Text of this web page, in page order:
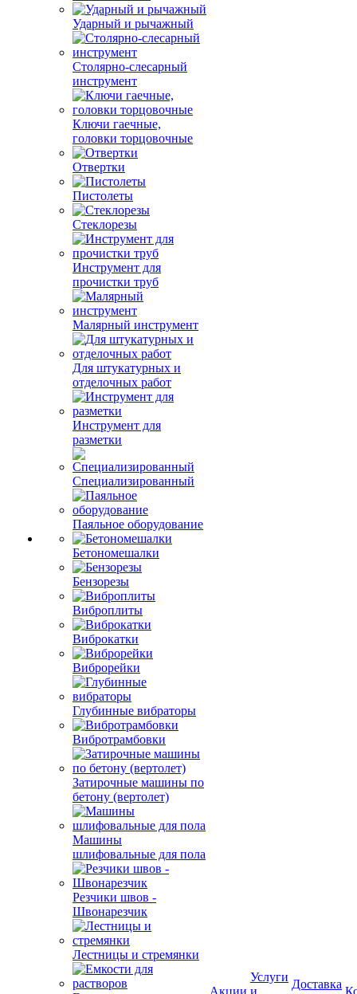
Ударный и рычажный
Столярно-слесарный
инструмент
Ключи гаечные,
головки торцовочные
Отвертки
Пистолеты
Стеклорезы
Инструмент для
прочистки труб
Малярный инструмент
Для штукатурных и
отделочных работ
Инструмент для
разметки
Специализированный
Паяльное оборудование
Бетономешалки
Бензорезы
Виброплиты
Виброкатки
Виброрейки
Глубинные вибраторы
Вибротрамбовки
Затирочные машины по
бетону (вертолет)
Машины
шлифовальные для пола
Резчики швов -
Швонарезчик
Лестницы и стремянки
Акции
Услуги
и
Доставка